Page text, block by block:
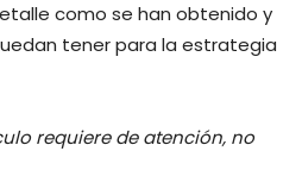
como se han obtenido y
tener para la estrategia
requiere de atención, no